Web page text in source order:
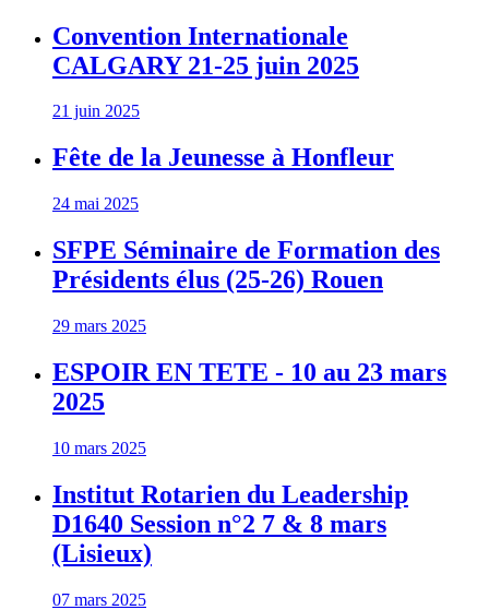
Convention Internationale
CALGARY 21-25 juin 2025
21 juin 2025
Fête de la Jeunesse à Honfleur
24 mai 2025
SFPE Séminaire de Formation des
Présidents élus (25-26) Rouen
29 mars 2025
ESPOIR EN TETE - 10 au 23 mars
2025
10 mars 2025
Institut Rotarien du Leadership
D1640 Session n°2 7 & 8 mars
(Lisieux)
07 mars 2025